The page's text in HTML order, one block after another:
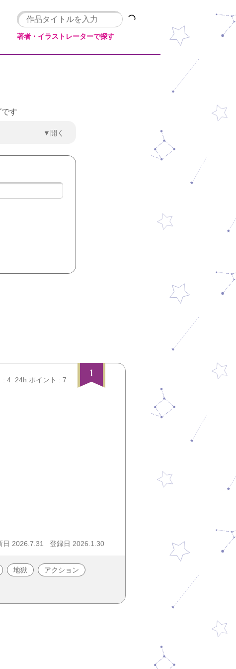
著者・イラストレーターで探す
す
▼開く
1
: 4 24h.ポイント : 7
日 2026.7.31 登録日 2026.1.30
地獄 アクション